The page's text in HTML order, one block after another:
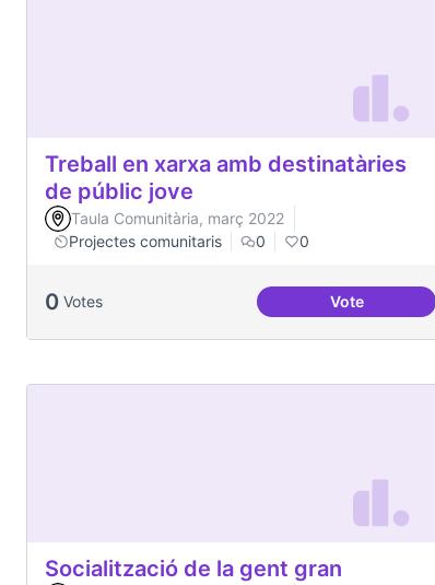
Treball en xarxa amb destinatàries
de públic jove
Taula Comunitària, març 2022
Projectes comunitaris
0 0
0 Votes VoteTreball en
Socialització de la gent gran